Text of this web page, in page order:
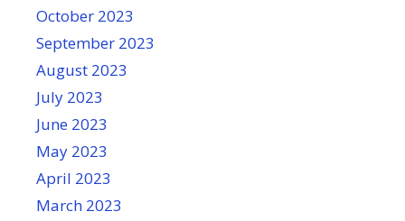
October 2023
September 2023
August 2023
July 2023
June 2023
May 2023
April 2023
March 2023